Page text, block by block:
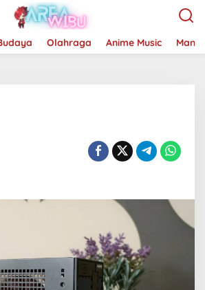
Olahraga Anime Music